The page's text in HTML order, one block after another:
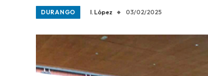
DURANGO I. López 03/02/2025